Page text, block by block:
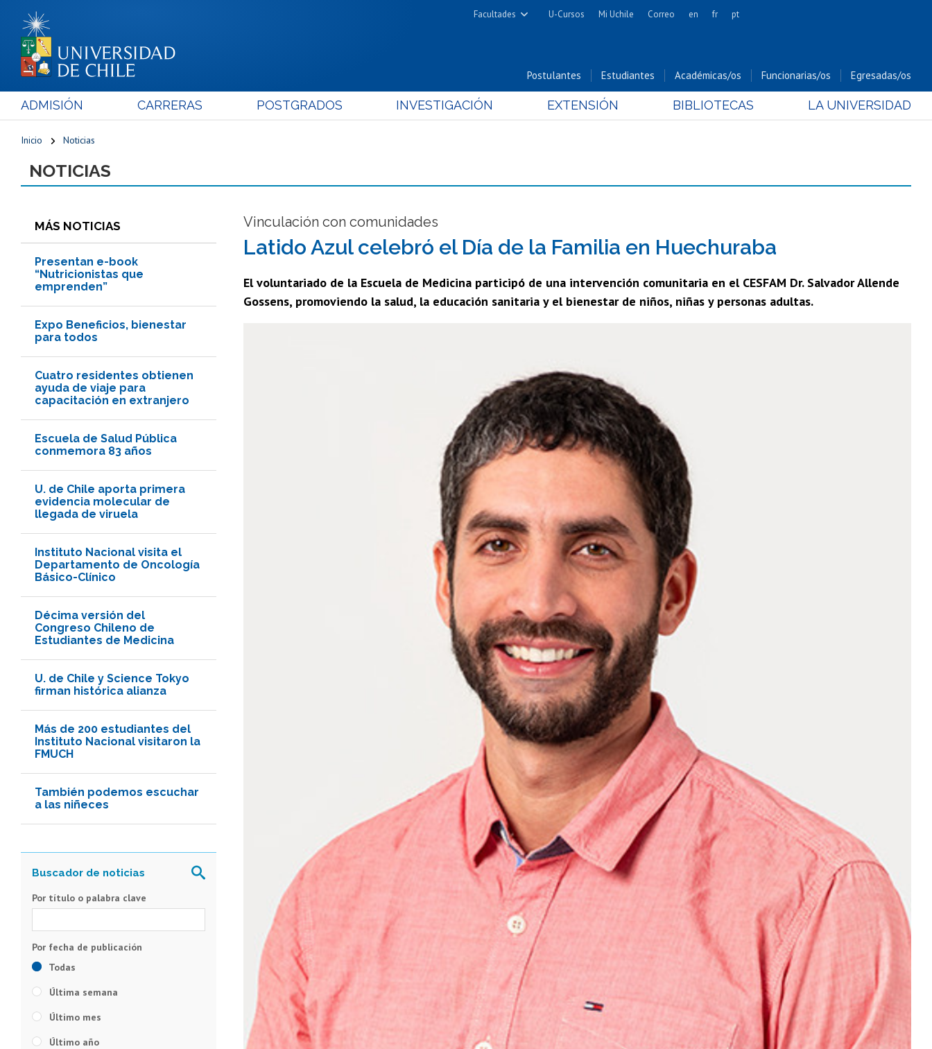
Facultades
Cs. Físicas y Matemáticas
Cs. Forestales y Conservación
Cs. Químicas y Farmacéuticas
Cs. Sociales
Nutrición y Tecnología de
Bachillerato
U-Cursos Mi Uchile Correo en fr pt
Postulantes Estudiantes Académicas/os Funcionarias/os Egresadas/os
ADMISIÓN CARRERAS POSTGRADOS INVESTIGACIÓN EXTENSIÓN BIBLIOTECAS LA UNIVERSIDAD
Inicio Noticias
NOTICIAS
MÁS NOTICIAS
Presentan e-book
“Nutricionistas que
emprenden”
Expo Beneficios, bienestar
para todos
Cuatro residentes obtienen
ayuda de viaje para
capacitación en extranjero
Escuela de Salud Pública
conmemora 83 años
U. de Chile aporta primera
evidencia molecular de
llegada de viruela
Instituto Nacional visita el
Departamento de Oncología
Básico-Clínico
Décima versión del
Congreso Chileno de
Estudiantes de Medicina
U. de Chile y Science Tokyo
firman histórica alianza
Más de 200 estudiantes del
Instituto Nacional visitaron la
FMUCH
También podemos escuchar
a las niñeces
Vinculación con comunidades
Latido Azul celebró el Día de la Familia en Huechuraba
El voluntariado de la Escuela de Medicina participó de una intervención comunitaria en el CESFAM Dr. Salvador Allende
Gossens, promoviendo la salud, la educación sanitaria y el bienestar de niños, niñas y personas adultas.
Por título o palabra clave
Todas
Última semana
Último mes
Último año